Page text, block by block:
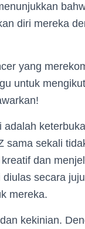
diri mereka
yang
untuk
sama sekali
dan
secara
mereka.
kekinian.